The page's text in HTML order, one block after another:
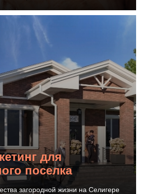
для
поселка
загородной жизни на Селигере